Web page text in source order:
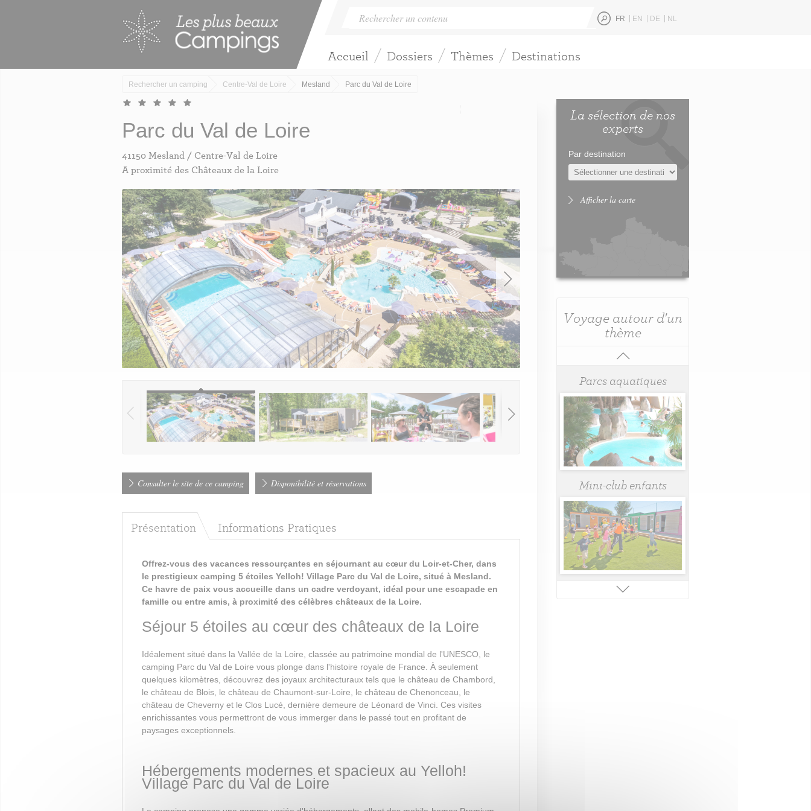
FR EN DE NL
Accueil Dossiers Thèmes Destinations
Rechercher un camping Centre-Val de Loire Mesland Parc du Val de Loire
Parc du Val de Loire
41150 Mesland / Centre-Val de Loire
A proximité des Châteaux de la Loire
Consulter le site de ce camping Disponibilité et réservations
Présentation Informations Pratiques
Offrez-vous des vacances ressourçantes en séjournant au cœur du Loir-et-Cher, dans
le prestigieux camping 5 étoiles Yelloh! Village Parc du Val de Loire, situé à Mesland.
Ce havre de paix vous accueille dans un cadre verdoyant, idéal pour une escapade en
famille ou entre amis, à proximité des célèbres châteaux de la Loire.
Séjour 5 étoiles au cœur des châteaux de la Loire
Idéalement situé dans la Vallée de la Loire, classée au patrimoine mondial de l'UNESCO, le
camping Parc du Val de Loire vous plonge dans l'histoire royale de France. À seulement
quelques kilomètres, découvrez des joyaux architecturaux tels que le château de Chambord,
le château de Blois, le château de Chaumont-sur-Loire, le château de Chenonceau, le
château de Cheverny et le Clos Lucé, dernière demeure de Léonard de Vinci. Ces visites
enrichissantes vous permettront de vous immerger dans le passé tout en profitant de
paysages exceptionnels.
Hébergements modernes et spacieux au Yelloh!
Village Parc du Val de Loire
La sélection de nos
experts
Par destination
Afficher la carte
Voyage autour d'un
thème
Parcs aquatiques
Mini-club enfants
Campings de charme